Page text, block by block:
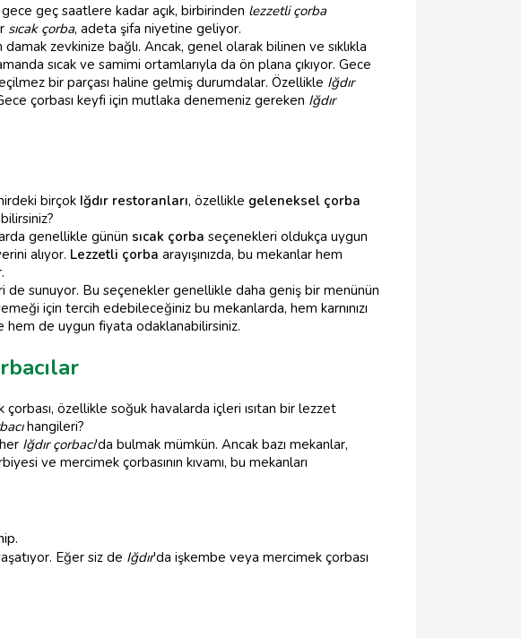
gece geç saatlere kadar açık, birbirinden lezzetli çorba
sıcak çorba, adeta şifa niyetine geliyor.
zevkinize bağlı. Ancak, genel olarak bilinen ve sıklıkla
sıcak ve samimi ortamlarıyla da ön plana çıkıyor. Gece
bir parçası haline gelmiş durumdalar. Özellikle Iğdır
çorbası keyfi için mutlaka denemeniz gereken Iğdır
birçok Iğdır restoranları, özellikle geleneksel çorba
genellikle günün sıcak çorba seçenekleri oldukça uygun
alıyor. Lezzetli çorba arayışınızda, bu mekanlar hem
sunuyor. Bu seçenekler genellikle daha geniş bir menünün
için tercih edebileceğiniz bu mekanlarda, hem karnınızı
hem de uygun fiyata odaklanabilirsiniz.
özellikle soğuk havalarda içleri ısıtan bir lezzet
hangileri?
Iğdır çorbacı'da bulmak mümkün. Ancak bazı mekanlar,
ve mercimek çorbasının kıvamı, bu mekanları
Eğer siz de Iğdır'da işkembe veya mercimek çorbası